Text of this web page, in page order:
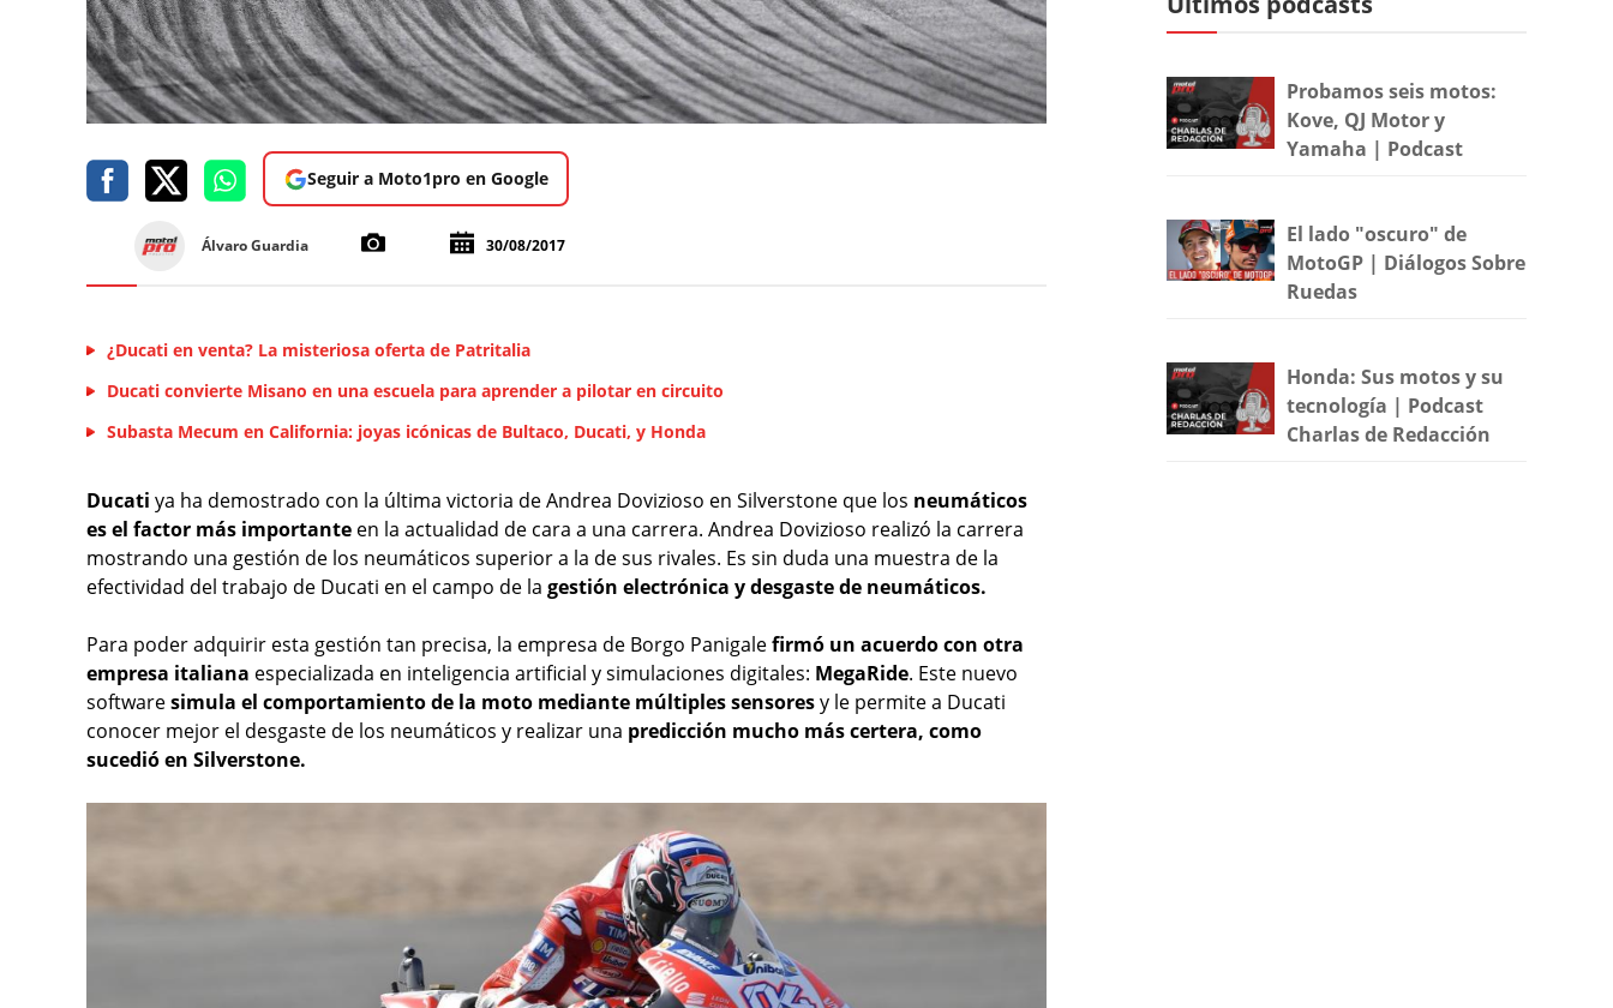
Seguir a Moto1pro en Google
Álvaro Guardia 30/08/2017
¿Ducati en venta? La misteriosa oferta de Patritalia
Ducati convierte Misano en una escuela para aprender a pilotar en circuito
Subasta Mecum en California: joyas icónicas de Bultaco, Ducati, y Honda
Ducati ya ha demostrado con la última victoria de Andrea Dovizioso en Silverstone que los neumáticos
es el factor más importante en la actualidad de cara a una carrera. Andrea Dovizioso realizó la carrera
mostrando una gestión de los neumáticos superior a la de sus rivales. Es sin duda una muestra de la
efectividad del trabajo de Ducati en el campo de la gestión electrónica y desgaste de neumáticos.
Para poder adquirir esta gestión tan precisa, la empresa de Borgo Panigalefirmó un acuerdo con otra
empresa italiana especializada en inteligencia artificial y simulaciones digitales: MegaRide. Este nuevo
softwaresimula el comportamiento de la moto mediante múltiples sensoresy le permite a Ducati
conocer mejor el desgaste de los neumáticos y realizar una predicción mucho más certera, como
sucedió en Silverstone.
Probamos seis motos:
Kove, QJ Motor y
Yamaha | Podcast
El lado "oscuro" de
MotoGP | Diálogos Sobre
Ruedas
Honda: Sus motos y su
tecnología | Podcast
Charlas de Redacción